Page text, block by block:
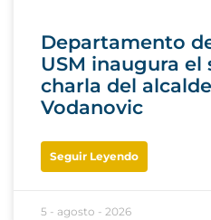
Departamento
USM inaugura el
charla del
Vodanovic
Seguir Leyendo
5 - agosto - 2026